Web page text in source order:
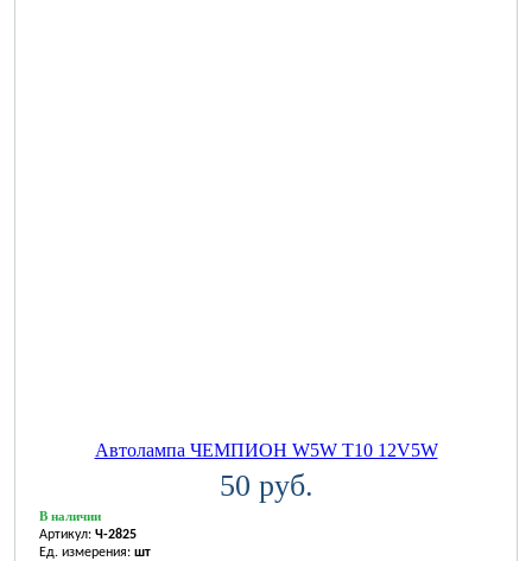
Автолампа ЧЕМПИОН W5W T10 12V5W
50 руб.
В наличии
Артикул: Ч-2825
Ед. измерения: шт